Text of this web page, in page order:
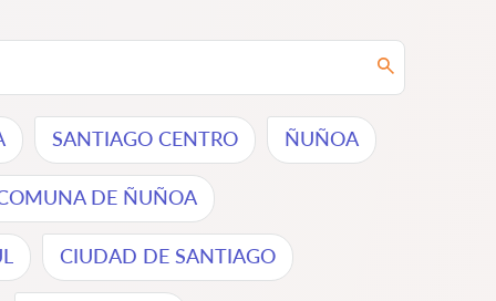
SANTIAGO CENTRO ÑUÑOA
DE ÑUÑOA
CIUDAD DE SANTIAGO